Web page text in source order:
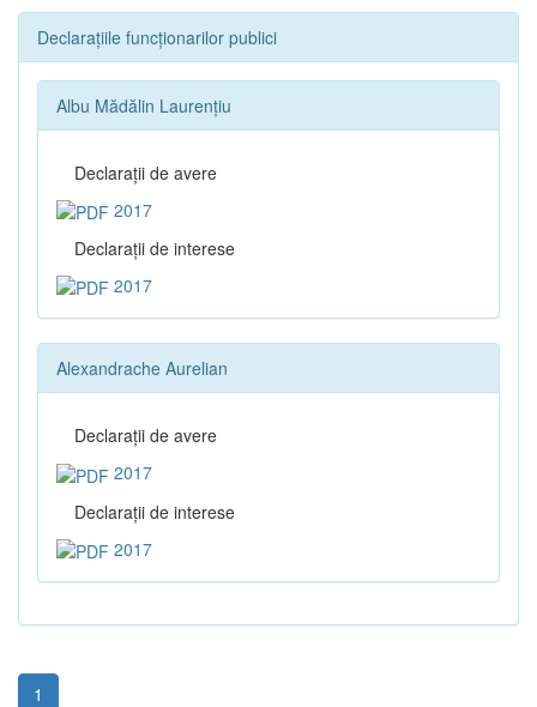
Declarațiile funcționarilor publici
Albu Mădălin Laurențiu
Declaraţii de avere
2017
Declaraţii de interese
2017
Alexandrache Aurelian
Declaraţii de avere
2017
Declaraţii de interese
2017
1